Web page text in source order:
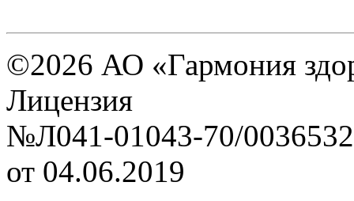
©2026 АО «Гармония
Лицензия
№Л041-01043-70/
от 04.06.2019